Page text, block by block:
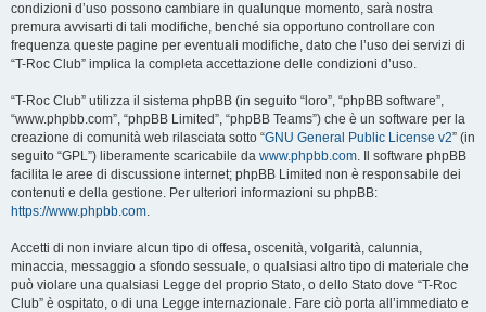
condizioni d’uso possono cambiare in qualunque momento, sarà nostra
premura avvisarti di tali modifiche, benché sia opportuno controllare con
frequenza queste pagine per eventuali modifiche, dato che l’uso dei servizi di
“T-Roc Club” implica la completa accettazione delle condizioni d’uso.
“T-Roc Club” utilizza il sistema phpBB (in seguito “loro”, “phpBB software”,
“www.phpbb.com”, “phpBB Limited”, “phpBB Teams”) che è un software per la
creazione di comunità web rilasciata sotto “GNU General Public License v2” (in
seguito “GPL”) liberamente scaricabile da www.phpbb.com. Il software phpBB
facilita le aree di discussione internet; phpBB Limited non è responsabile dei
contenuti e della gestione. Per ulteriori informazioni su phpBB:
https://www.phpbb.com.
Accetti di non inviare alcun tipo di offesa, oscenità, volgarità, calunnia,
minaccia, messaggio a sfondo sessuale, o qualsiasi altro tipo di materiale che
può violare una qualsiasi Legge del proprio Stato, o dello Stato dove “T-Roc
Club” è ospitato, o di una Legge internazionale. Fare ciò porta all’immediato e